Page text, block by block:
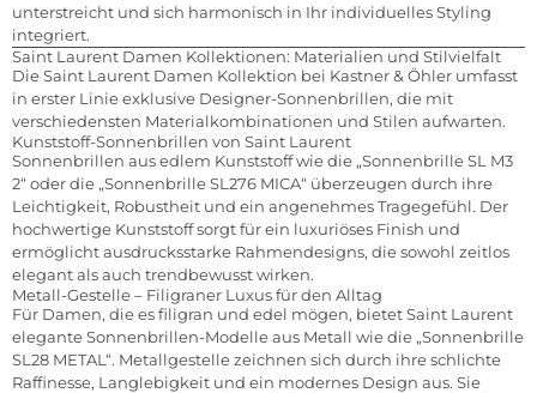
unterstreicht und sich harmonisch in Ihr individuelles Styling
integriert.
Saint Laurent Damen Kollektionen: Materialien und Stilvielfalt
Die Saint Laurent Damen Kollektion bei Kastner & Öhler umfasst
in erster Linie exklusive Designer-Sonnenbrillen, die mit
verschiedensten Materialkombinationen und Stilen aufwarten.
Kunststoff-Sonnenbrillen von Saint Laurent
Sonnenbrillen aus edlem Kunststoff wie die „Sonnenbrille SL M3
2“ oder die „Sonnenbrille SL276 MICA“ überzeugen durch ihre
Leichtigkeit, Robustheit und ein angenehmes Tragegefühl. Der
hochwertige Kunststoff sorgt für ein luxuriöses Finish und
ermöglicht ausdrucksstarke Rahmendesigns, die sowohl zeitlos
elegant als auch trendbewusst wirken.
Metall-Gestelle – Filigraner Luxus für den Alltag
Für Damen, die es filigran und edel mögen, bietet Saint Laurent
elegante Sonnenbrillen-Modelle aus Metall wie die „Sonnenbrille
SL28 METAL“. Metallgestelle zeichnen sich durch ihre schlichte
Raffinesse, Langlebigkeit und ein modernes Design aus. Sie